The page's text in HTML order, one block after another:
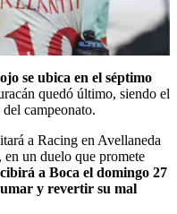
se ubica en el séptimo
quedó último, siendo el
campeonato.
a Racing en Avellaneda
un duelo que promete
a Boca el domingo 27
y revertir su mal